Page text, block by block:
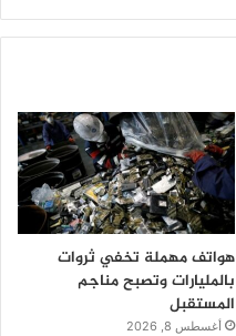
هواتف مهملة تخفي ثروات
بالمليارات وتصبح مناجم
المستقبل
أغسطس 8, 2026